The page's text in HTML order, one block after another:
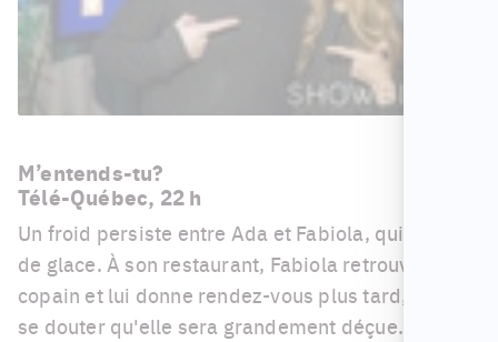
M’entends-tu?
Télé-Québec, 22 h
Un froid persiste entre Ada et Fabiola, qui reste
de glace. À son restaurant, Fabiola retrouve son
copain et lui donne rendez-vous plus tard, sans
se douter qu'elle sera grandement déçue.